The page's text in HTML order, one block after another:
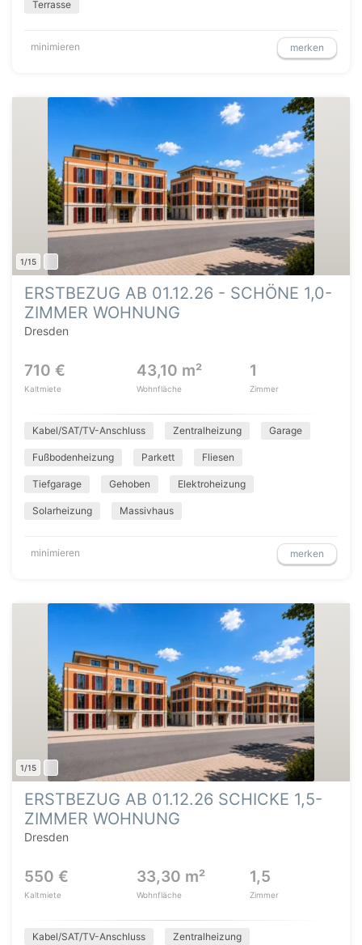
Terrasse
minimieren merken
1/15
ERSTBEZUG AB 01.12.26 - SCHÖNE 1,0-
ZIMMER WOHNUNG
Dresden
710 €
Kaltmiete
43,10 m²
Wohnfläche
1
Zimmer
Kabel/SAT/TV-Anschluss Zentralheizung Garage
Fußbodenheizung Parkett Fliesen
Tiefgarage Gehoben Elektroheizung
Solarheizung Massivhaus
minimieren merken
1/15
ERSTBEZUG AB 01.12.26 SCHICKE 1,5-
ZIMMER WOHNUNG
Dresden
550 €
Kaltmiete
33,30 m²
Wohnfläche
1,5
Zimmer
Kabel/SAT/TV-Anschluss Zentralheizung